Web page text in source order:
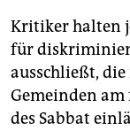
Kritiker halten
für
ausschließt,
Gemeinden
des Sabbat